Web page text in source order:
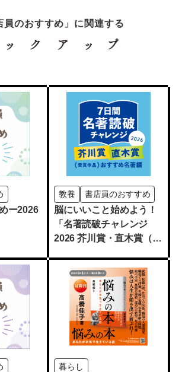
員のおすすめ」に関連する
ー2026
教養 書店員のおすすめ
脳にいいこと始めよう！
「名著読破チャレンジ
2026 芥川賞・直木賞（受
編」開催
暮らし